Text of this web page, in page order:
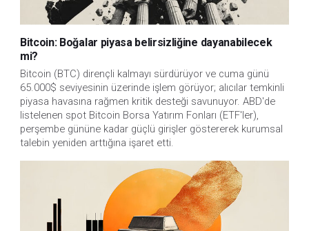
Bitcoin: Boğalar piyasa belirsizliğine dayanabilecek
mi?
Bitcoin (BTC) dirençli kalmayı sürdürüyor ve cuma günü
65.000$ seviyesinin üzerinde işlem görüyor; alıcılar temkinli
piyasa havasına rağmen kritik desteği savunuyor. ABD'de
listelenen spot Bitcoin Borsa Yatırım Fonları (ETF'ler),
perşembe gününe kadar güçlü girişler göstererek kurumsal
talebin yeniden arttığına işaret etti.